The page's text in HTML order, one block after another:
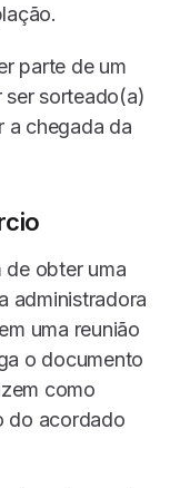
parte de um
sorteado(a)
a chegada da
de obter uma
administradora
uma reunião
o documento
como
do acordado